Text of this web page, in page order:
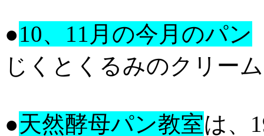
●10、11月の今月のパン
じくとくるみのクリー
●天然酵母パン教室は、